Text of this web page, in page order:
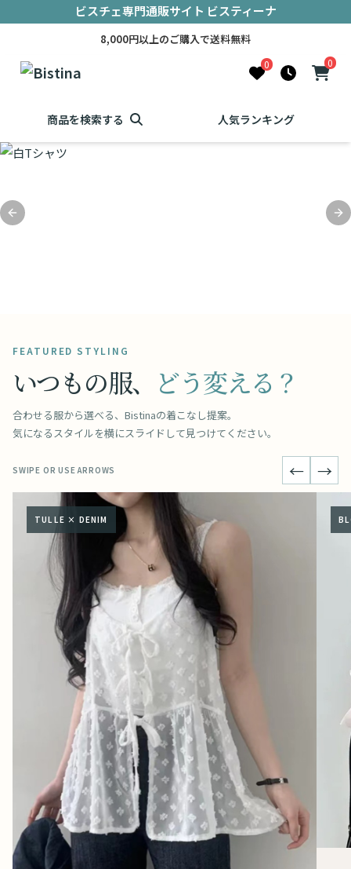
ビスチェ専門通販サイト ビスティーナ
8,000円以上のご購入で送料無料
0 0
商品を検索する 人気ランキング
Previous slide
FEATURED STYLING
いつもの服、 どう変える？
合わせる服から選べる、Bistinaの着こなし提案。
気になるスタイルを横にスライドして見つけてください。
SWIPE OR USE ARROWS ← →
TULLE × DENIM